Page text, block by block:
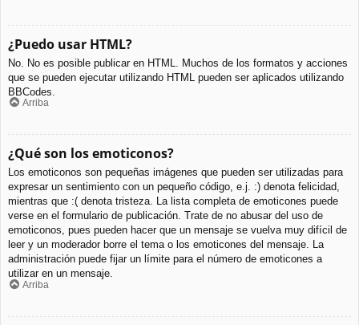
¿Puedo usar HTML?
No. No es posible publicar en HTML. Muchos de los formatos y acciones
que se pueden ejecutar utilizando HTML pueden ser aplicados utilizando
BBCodes.
Arriba
¿Qué son los emoticonos?
Los emoticonos son pequeñas imágenes que pueden ser utilizadas para
expresar un sentimiento con un pequeño código, e.j. :) denota felicidad,
mientras que :( denota tristeza. La lista completa de emoticones puede
verse en el formulario de publicación. Trate de no abusar del uso de
emoticonos, pues pueden hacer que un mensaje se vuelva muy difícil de
leer y un moderador borre el tema o los emoticones del mensaje. La
administración puede fijar un límite para el número de emoticones a
utilizar en un mensaje.
Arriba